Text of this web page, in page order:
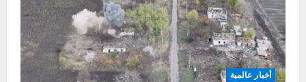
أخبار عالمية